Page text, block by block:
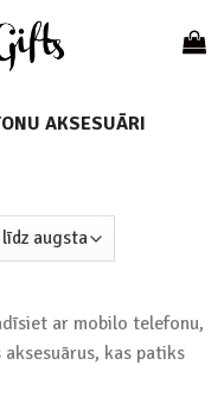
AKSESUĀRI
ar mobilo telefonu,
kas patiks